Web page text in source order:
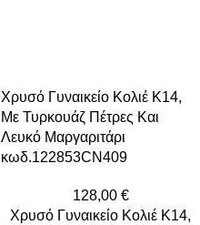
Χρυσό Γυναικείο Κολιέ Κ14,
Με Τυρκουάζ Πέτρες Και
Λευκό Μαργαριτάρι
κωδ.122853CN409
128,00 €
Χρυσό Γυναικείο Κολιέ Κ14,